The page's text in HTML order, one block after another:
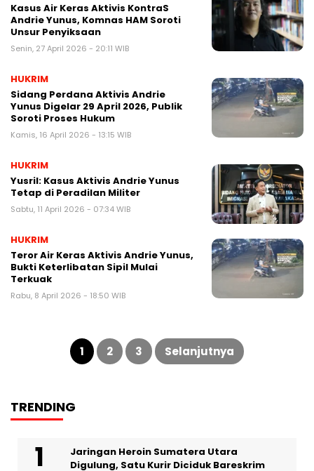
Kasus Air Keras Aktivis KontraS
Andrie Yunus, Komnas HAM Soroti
Unsur Penyiksaan
Senin, 27 April 2026 - 20:11 WIB
HUKRIM
Sidang Perdana Aktivis Andrie
Yunus Digelar 29 April 2026, Publik
Soroti Proses Hukum
Kamis, 16 April 2026 - 13:15 WIB
HUKRIM
Yusril: Kasus Aktivis Andrie Yunus
Tetap di Peradilan Militer
Sabtu, 11 April 2026 - 07:34 WIB
HUKRIM
Teror Air Keras Aktivis Andrie Yunus,
Bukti Keterlibatan Sipil Mulai
Terkuak
Rabu, 8 April 2026 - 18:50 WIB
Paginasi
1 2 3 Selanjutnya
TRENDING
Jaringan Heroin Sumatera Utara
Digulung, Satu Kurir Diciduk Bareskrim